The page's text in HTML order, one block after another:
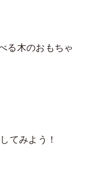
る木のおもちゃ
てみよう！